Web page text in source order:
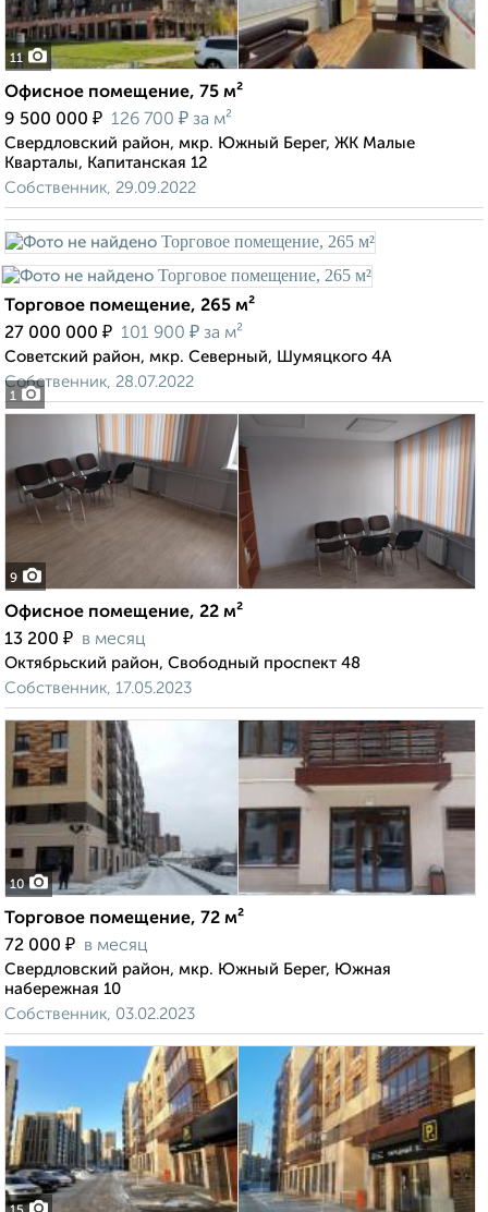
11
Офисное помещение, 75 м²
9 500 000 ₽ 126 700 ₽ за м²
Свердловский район, мкр. Южный Берег, ЖК Малые
Кварталы, Капитанская 12
Собственник, 29.09.2022
1
Торговое помещение, 265 м²
27 000 000 ₽ 101 900 ₽ за м²
Советский район, мкр. Северный, Шумяцкого 4А
Собственник, 28.07.2022
9
Офисное помещение, 22 м²
13 200 ₽ в месяц
Октябрьский район, Свободный проспект 48
Собственник, 17.05.2023
10
Торговое помещение, 72 м²
72 000 ₽ в месяц
Свердловский район, мкр. Южный Берег, Южная
набережная 10
Собственник, 03.02.2023